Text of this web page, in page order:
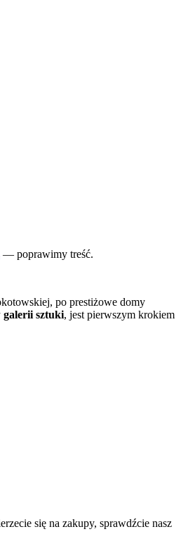
— poprawimy treść.
po prestiżowe domy
galerii sztuki, jest pierwszym krokiem
się na zakupy, sprawdźcie nasz